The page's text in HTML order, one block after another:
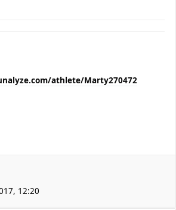
athlete/Marty270472
12:20